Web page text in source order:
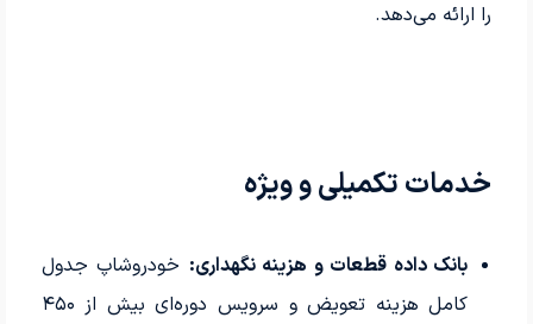
را ارائه می‌دهد.
خدمات تکمیلی و ویژه
بانک داده قطعات و هزینه نگهداری: خودروشاپ جدول
کامل هزینه تعویض و سرویس دوره‌ای بیش از ۴۵۰